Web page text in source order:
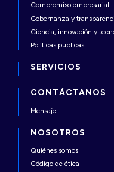
Compromiso empresarial
Gobernanza y
Ciencia, innovación y
Políticas públicas
SERVICIOS
CONTÁCTANOS
Mensaje
NOSOTROS
Quiénes somos
Código de ética